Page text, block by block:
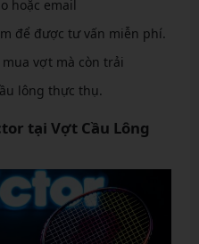
hoặc email
để được tư vấn miễn phí.
vợt mà còn trải
lông thực thụ.
tại Vợt Cầu Lông